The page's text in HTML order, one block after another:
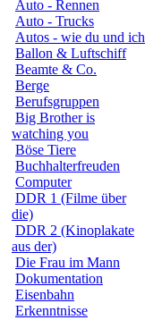
Auto - Rennen
Auto - Trucks
Autos - wie du und ich
Ballon & Luftschiff
Beamte & Co.
Berge
Berufsgruppen
Big Brother is
watching you
Böse Tiere
Buchhalterfreuden
Computer
DDR 1 (Filme über
die)
DDR 2 (Kinoplakate
aus der)
Die Frau im Mann
Dokumentation
Eisenbahn
Erkenntnisse